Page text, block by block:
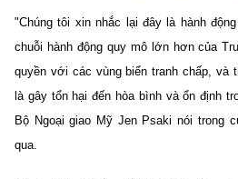
"Chúng tôi xin nhắc lại đây là hành
chuỗi hành động quy mô lớn hơn của
quyền với các vùng biển tranh chấp, và
là gây tổn hại đến hòa bình và ổn định
Bộ Ngoại giao Mỹ Jen Psaki nói trong
qua.